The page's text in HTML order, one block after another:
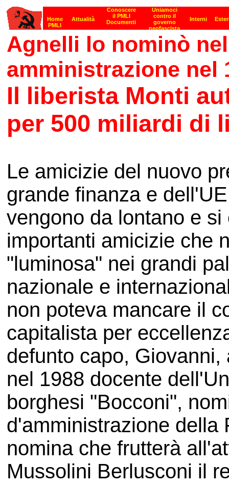
Agnelli lo nominò
amministrazione nel
Il liberista Monti
per 500 miliardi di
Le amicizie del nuovo
grande finanza e
vengono da lontano e
importanti amicizie che
"luminosa" nei grandi
nazionale e
non poteva mancare il
capitalista per
defunto capo,
nel 1988 docente
borghesi "Bocconi",
d'amministrazione della
nomina che frutterà
Mussolini Berlusconi il